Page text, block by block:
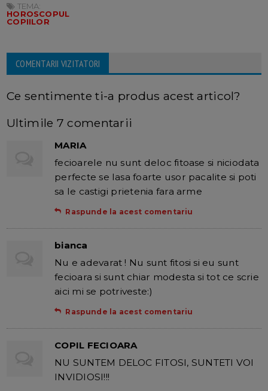
TEMA:
HOROSCOPUL
COPIILOR
COMENTARII VIZITATORI
Ce sentimente ti-a produs acest articol?
Ultimile 7 comentarii
MARIA
fecioarele nu sunt deloc fitoase si niciodata
perfecte se lasa foarte usor pacalite si poti
sa le castigi prietenia fara arme
Raspunde la acest comentariu
bianca
Nu e adevarat ! Nu sunt fitosi si eu sunt
fecioara si sunt chiar modesta si tot ce scrie
aici mi se potriveste:)
Raspunde la acest comentariu
COPIL FECIOARA
NU SUNTEM DELOC FITOSI, SUNTETI VOI
INVIDIOSI!!!